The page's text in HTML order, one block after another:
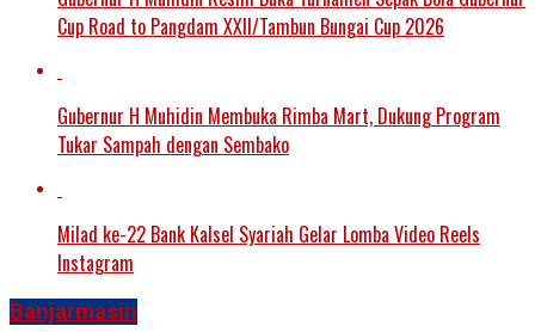
Cup Road to Pangdam XXII/Tambun Bungai Cup 2026
Gubernur H Muhidin Membuka Rimba Mart, Dukung Program
Tukar Sampah dengan Sembako
Milad ke-22 Bank Kalsel Syariah Gelar Lomba Video Reels
Instagram
Banjarmasin